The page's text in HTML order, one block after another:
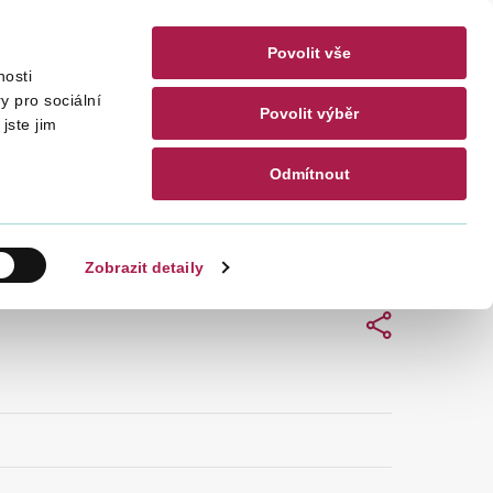
pro sociální
jim
Zobrazit detaily
Povolit vše
Povolit výběr
Odmítnout
CZ EN
Sdílet